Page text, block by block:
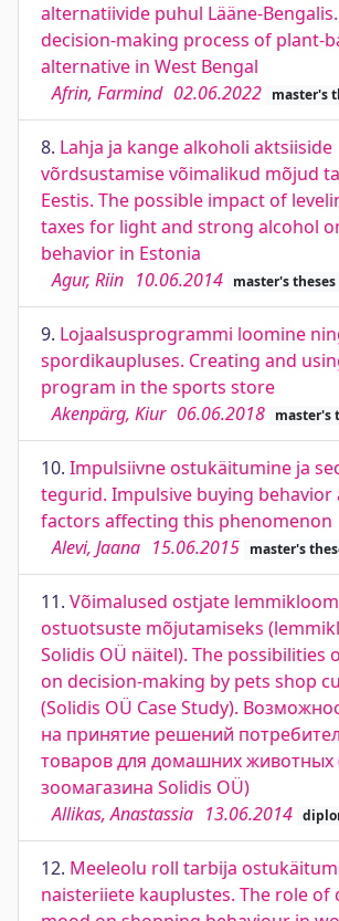
alternatiivide puhul Lääne-
decision-making process of plant-
alternative in West Bengal
Afrin, Farmind 02.06.2022 master's
8. Lahja ja kange alkoholi aktsiiside
võrdsustamise võimalikud mõjud
Eestis. The possible impact of
taxes for light and strong alcohol
behavior in Estonia
Agur, Riin 10.06.2014 master's theses
9. Lojaalsusprogrammi loomine
spordikaupluses. Creating and
program in the sports store
Akenpärg, Kiur 06.06.2018 master's
10. Impulsiivne ostukäitumine ja
tegurid. Impulsive buying behavior
factors affecting this phenomenon
Alevi, Jaana 15.06.2015 master's
11. Võimalused ostjate
ostuotsuste mõjutamiseks
Solidis OÜ näitel). The possibilities
on decision-making by pets shop
(Solidis OÜ Case Study).
на принятие решений
товаров для домашних
зоомагазина Solidis OÜ)
Allikas, Anastassia 13.06.2014
12. Meeleolu roll tarbija
naisteriiete kauplustes. The role of